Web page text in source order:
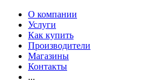
О компании
Услуги
Как купить
Производители
Магазины
Контакты
...